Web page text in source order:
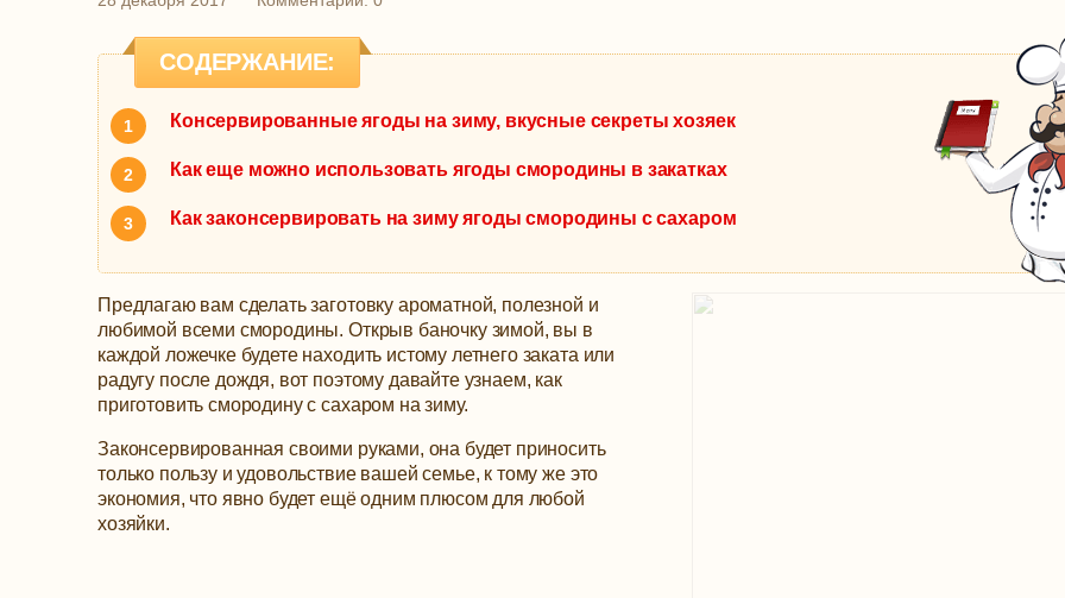
СОДЕРЖАНИЕ:
Консервированные ягоды на зиму, вкусные секреты хозяек
Как еще можно использовать ягоды смородины в закатках
Как законсервировать на зиму ягоды смородины с сахаром
Предлагаю вам сделать заготовку ароматной, полезной и
любимой всеми смородины. Открыв баночку зимой, вы в
каждой ложечке будете находить истому летнего заката или
радугу после дождя, вот поэтому давайте узнаем, как
приготовить смородину с сахаром на зиму.
Законсервированная своими руками, она будет приносить
только пользу и удовольствие вашей семье, к тому же это
экономия, что явно будет ещё одним плюсом для любой
хозяйки.